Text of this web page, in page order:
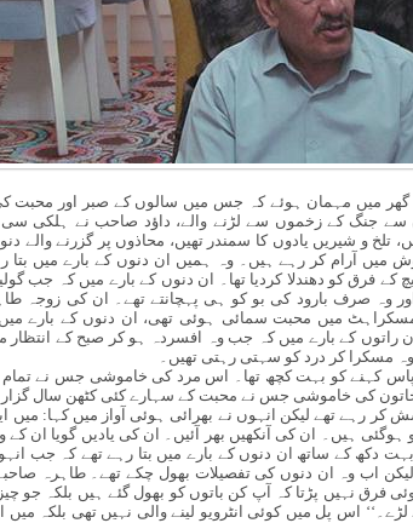
میں مہمان ہوئے کہ جس میں سالوں کے صبر اور محبت
سے جنگ کے زخموں سے لڑنے والے، داؤد صاحب نے ہلکی
تلخ و شیریں یادوں کا سمندر تھیں، محاذوں پر گزرنے والے
میں آرام کر رہے ہیں۔ وہ ہمیں ان دنوں کے بارے میں بتا
فرق کو دھندلا کردیا تھا۔ ان دنوں کے بارے میں کہ جب
وہ صرف بارود کی بو کو ہی پہچانتے تھے۔ ان کی زوجہ
میں محبت سمائی ہوئی تھی، ان دنوں کے بارے
راتوں کے بارے میں کہ جب وہ افسردہ ہو کر صبح کے انتظار
مسکرا کر درد کو سہتی رہتی تھیں۔
کہنے کو بہت کچھ تھا۔ اس مرد کی خاموشی جس نے تمام
کی خاموشی جس نے محبت کے سہارے کئی کٹھن سال گزار
کر رہے تھے لیکن انہوں نے بھرائی ہوئی آواز میں کہا: میں
ہیں۔ ان کی آنکھیں بھر آئیں۔ ان کی یادیں گویا ان کے
دکھ کے ساتھ ان دنوں کے بارے میں بتا رہے تھے کہ جب
اب وہ ان دنوں کی تفصیلات بھول چکے تھے۔ طاہرہ
فرق نہیں پڑتا کہ آپ کن باتوں کو بھول گئے ہیں بلکہ جو
اس پل میں کوئی انٹرویو لینے والی نہیں تھی بلکہ